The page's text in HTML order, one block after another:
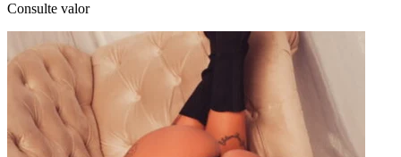
Consulte valor